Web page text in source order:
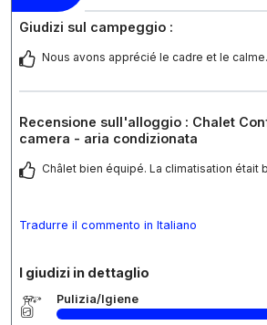
Giudizi sul campeggio :
Nous avons apprécié le cadre et le calme.
Recensione sull'alloggio : Chalet
camera - aria condizionata
Châlet bien équipé. La climatisation était
Tradurre il commento in Italiano
I giudizi in dettaglio
Pulizia/Igiene